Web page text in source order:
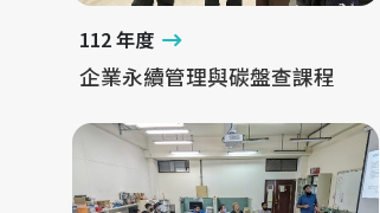
112 年度
企業永續管理與碳盤查課程